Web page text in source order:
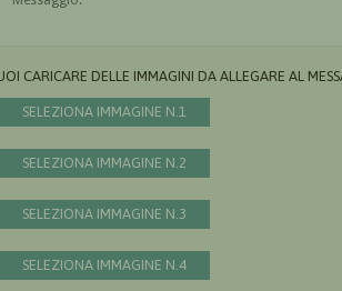
CARICARE DELLE IMMAGINI DA ALLEGARE AL
SELEZIONA IMMAGINE N.1
SELEZIONA IMMAGINE N.2
SELEZIONA IMMAGINE N.3
SELEZIONA IMMAGINE N.4